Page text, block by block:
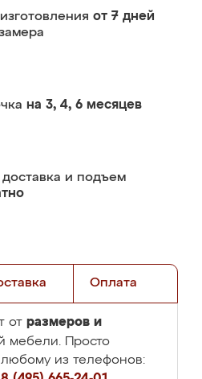
от 7 дней
на 3, 4, 6 месяцев
доставка и подъем
Оплата
от размеров и
мебели. Просто
из телефонов: